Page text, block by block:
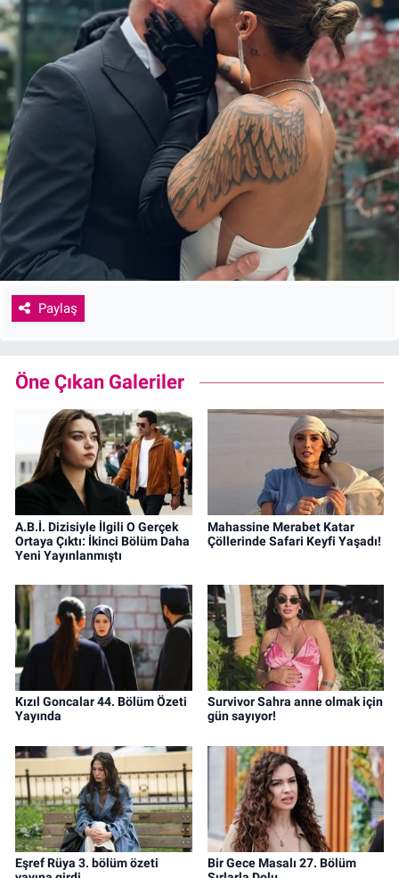
Paylaş
Öne Çıkan Galeriler
A.B.İ. Dizisiyle İlgili O Gerçek
Ortaya Çıktı: İkinci Bölüm Daha
Yeni Yayınlanmıştı
Mahassine Merabet Katar
Çöllerinde Safari Keyfi Yaşadı!
Kızıl Goncalar 44. Bölüm Özeti
Yayında
Survivor Sahra anne olmak için
gün sayıyor!
Eşref Rüya 3. bölüm özeti
Bir Gece Masalı 27. Bölüm